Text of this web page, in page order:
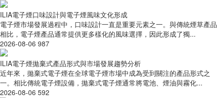
ILIA電子煙口味設計與電子煙風味文化形成
電子煙市場發展過程中，口味設計一直是重要元素之一。與傳統煙草產品
相比，電子煙產品通常提供更多樣化的風味選擇，因此形成了獨...
2026-08-06 987
ILIA電子煙拋棄式產品形式與市場發展趨勢分析
近年來，拋棄式電子煙在全球電子煙市場中成為受到關注的產品形式之
一。相比傳統電子煙設備，拋棄式電子煙通常將電池、煙油與霧化...
2026-08-06 592